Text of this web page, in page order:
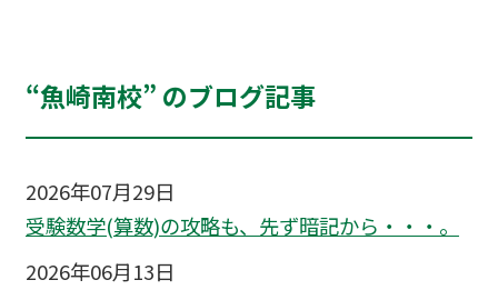
“魚崎南校” のブログ記事
2026年07月29日
受験数学(算数)の攻略も、先ず暗記から・・・。
2026年06月13日